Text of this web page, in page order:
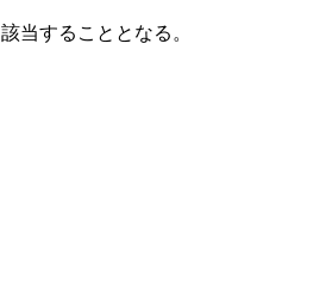
当することとなる。